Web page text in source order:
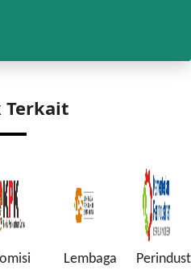
Terkait
Lembaga
Perindustrian